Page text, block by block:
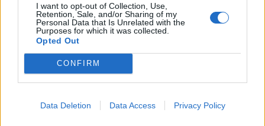
I want to opt-out of Collection, Use,
Retention, Sale, and/or Sharing of my
Personal Data that Is Unrelated with the
Purposes for which it was collected.
Opted Out
CONFIRM
Data Deletion Data Access Privacy Policy